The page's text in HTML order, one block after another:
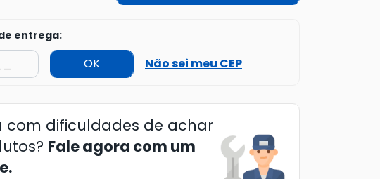
entrega:
OK Não sei meu CEP
com dificuldades de achar
Fale agora com um